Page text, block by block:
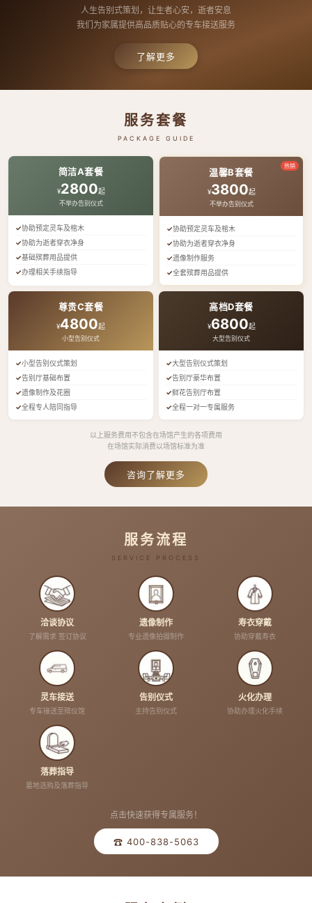
人生告别式策划，让生者心安，逝者安息
我们为家属提供高品质贴心的专车接送服务
了解更多
服务套餐
PACKAGE GUIDE
简洁A套餐
¥2800起
不举办告别仪式
协助预定灵车及棺木
协助为逝者穿衣净身
基础殡葬用品提供
办理相关手续指导
热销
温馨B套餐
¥3800起
不举办告别仪式
协助预定灵车及棺木
协助为逝者穿衣净身
遗像制作服务
全套殡葬用品提供
尊贵C套餐
¥4800起
小型告别仪式
小型告别仪式策划
告别厅基础布置
遗像制作及花圈
全程专人陪同指导
高档D套餐
¥6800起
大型告别仪式
大型告别仪式策划
告别厅豪华布置
鲜花告别厅布置
全程一对一专属服务
以上服务费用不包含在场馆产生的各项费用
在场馆实际消费以场馆标准为准
咨询了解更多
服务流程
SERVICE PROCESS
洽谈协议
了解需求 签订协议
遗像制作
专业遗像拍摄制作
寿衣穿戴
协助穿戴寿衣
灵车接送
专车接送至殡仪馆
告别仪式
主持告别仪式
火化办理
协助办理火化手续
落葬指导
墓地选购及落葬指导
点击快速获得专属服务！
☎ 400-838-5063